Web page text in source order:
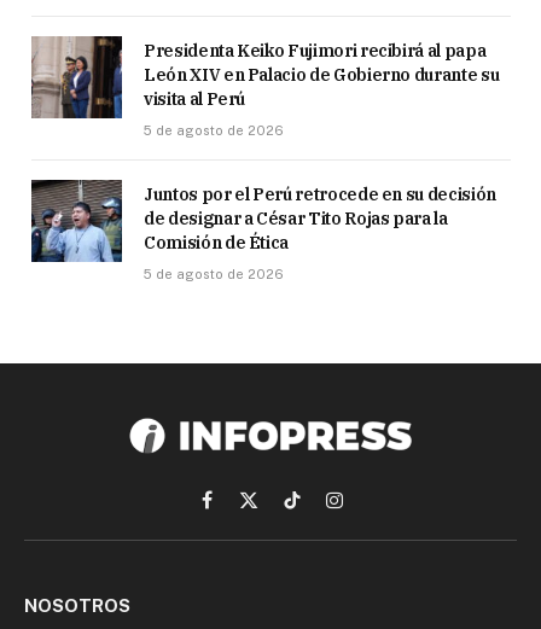
Presidenta Keiko Fujimori recibirá al papa
León XIV en Palacio de Gobierno durante su
visita al Perú
5 de agosto de 2026
Juntos por el Perú retrocede en su decisión
de designar a César Tito Rojas para la
Comisión de Ética
5 de agosto de 2026
Facebook
X
(Twitter)
TikTokInstagram
NOSOTROS